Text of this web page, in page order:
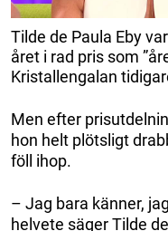
Tilde de Paula Eby
året i rad pris som
Kristallengalan
Men efter
hon helt plötsligt
föll ihop.
– Jag bara känner,
helvete säger Tilde